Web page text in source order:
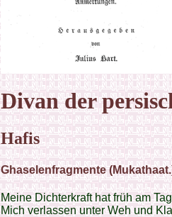
Divan der
Hafis
Ghaselenfragmente
Meine Dichterkraft hat früh am
Mich verlassen unter Weh und